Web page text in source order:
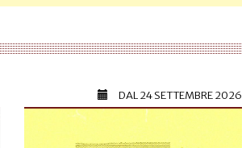
DAL24 SETTEMBRE 2026